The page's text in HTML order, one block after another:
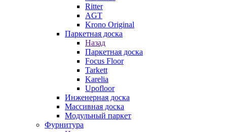
Ritter
AGT
Krono Original
Паркетная доска
Назад
Паркетная доска
Focus Floor
Tarkett
Karelia
Upofloor
Инженерная доска
Массивная доска
Модульный паркет
Фурнитура